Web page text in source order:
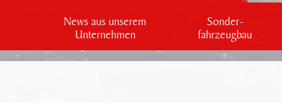
News aus unserem
Unternehmen
Sonder-
fahrzeugbau